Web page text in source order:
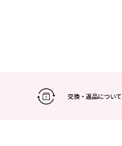
交換・返品について